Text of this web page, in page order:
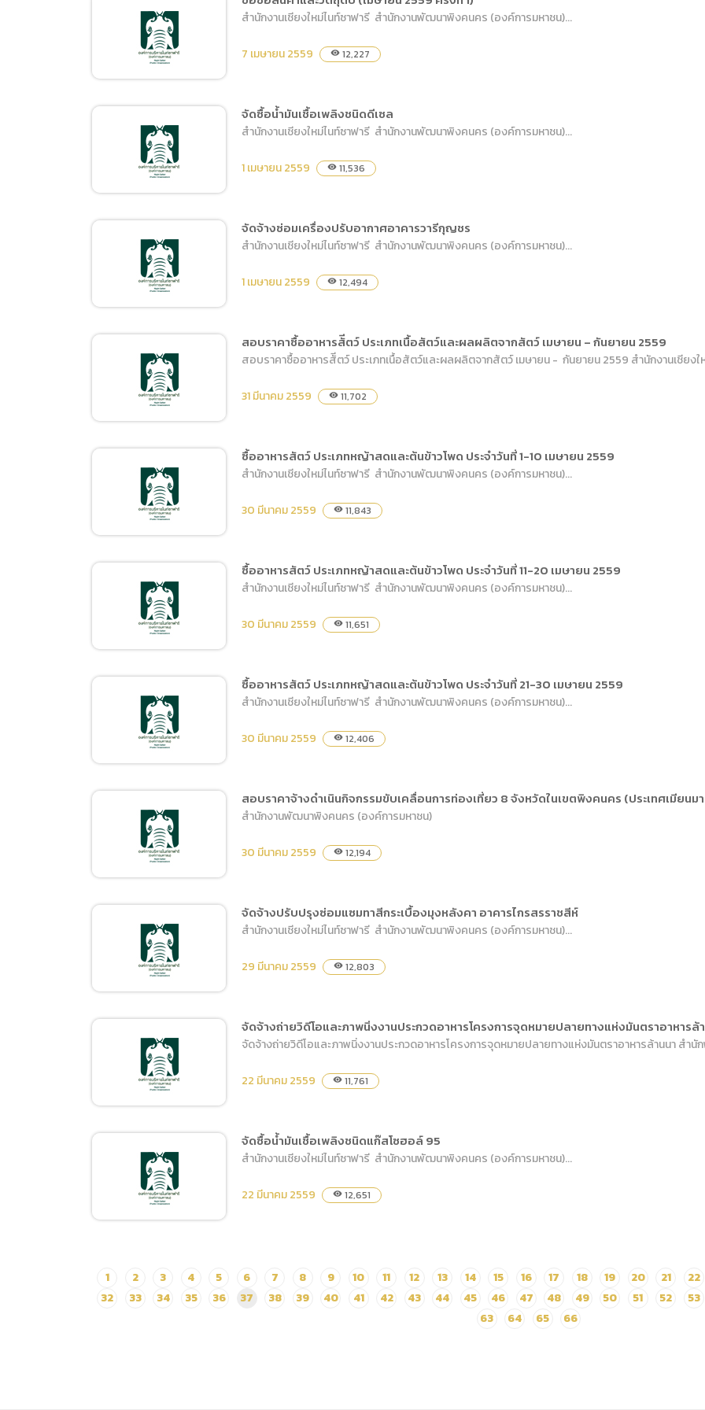
ระเบียบสำนักงาน
คู่มือหรือแนวทางการให้บริการสำหรับผู้รับบ
รายงานผลการบริหารและพัฒนาทรัพยากรบุ
การเปิดเผยข้อมูลสาธารณะขององค์กร พ.ศ. 2569
นโยบายขององค์การ
จ้างออกแบบปรับปรุง
โครงการเดินสายไฟและติด
ตั้ง Wall Plug บริเวณโถง
ทางเดินภายในและภายนอก
อาคารศูนย์ประชุมและเเสดง
สินค้านานาชาติ
ขอซื้อสินค้าและวัตถุดิบ
(เมษายน 2559 ครั้งที่ 1)
สำนักงานเชียงใหม่ไนท์ซาฟารี สำนักงานพัฒนาพิงคนคร (องค์การมหาชน)...
7 เมษายน 2559 visibility 12,227
จัดซื้อน้ำมันเชื้อเพลิงชนิด
จัดซื้อน้ำมันเชื้อเพลิงชนิดดีเซล
สำนักงานเชียงใหม่ไนท์ซาฟารี สำนักงานพัฒนาพิงคนคร (องค์การมหาชน)...
1 เมษายน 2559 visibility 11,536
จัดจ้างซ่อมเครื่องปรับ
อากาศอาคารวารีกุญชร
จัดจ้างซ่อมเครื่องปรับอากาศอาคารวารีกุญชร
สำนักงานเชียงใหม่ไนท์ซาฟารี สำนักงานพัฒนาพิงคนคร (องค์การมหาชน)...
1 เมษายน 2559 visibility 12,494
สอบราคาซื้ออาหารสัีตว์
ประเภทเนื้อสัตว์และผลผลิต
จากสัตว์ เมษายน – กันยายน
2559
สอบราคาซื้ออาหารสัีตว์ ประเภทเนื้อสัตว์และผลผลิตจากสัตว์ เมษายน – กันยายน 2559
สอบราคาซื้ออาหารสัีตว์ ประเภทเนื้อสัตว์และผลผลิตจากสัตว์ เมษายน - กันยายน 2559 สำนักงานเชีย
31 มีนาคม 2559 visibility 11,702
ซื้ออาหารสัตว์ ประเภทหญ้า
สดและต้นข้าวโพด ประจำวัน
ที่ 1-10 เมษายน 2559
ซื้ออาหารสัตว์ ประเภทหญ้าสดและต้นข้าวโพด ประจำวันที่ 1-10 เมษายน 2559
สำนักงานเชียงใหม่ไนท์ซาฟารี สำนักงานพัฒนาพิงคนคร (องค์การมหาชน)...
30 มีนาคม 2559 visibility 11,843
ซื้ออาหารสัตว์ ประเภทหญ้า
สดและต้นข้าวโพด ประจำวัน
ที่ 11-20 เมษายน 2559
ซื้ออาหารสัตว์ ประเภทหญ้าสดและต้นข้าวโพด ประจำวันที่ 11-20 เมษายน 2559
สำนักงานเชียงใหม่ไนท์ซาฟารี สำนักงานพัฒนาพิงคนคร (องค์การมหาชน)...
30 มีนาคม 2559 visibility 11,651
ซื้ออาหารสัตว์ ประเภทหญ้า
สดและต้นข้าวโพด ประจำวัน
ที่ 21-30 เมษายน 2559
ซื้ออาหารสัตว์ ประเภทหญ้าสดและต้นข้าวโพด ประจำวันที่ 21-30 เมษายน 2559
สำนักงานเชียงใหม่ไนท์ซาฟารี สำนักงานพัฒนาพิงคนคร (องค์การมหาชน)...
30 มีนาคม 2559 visibility 12,406
สอบราคาจ้างดำเนินกิจกรรม
ขับเคลื่อนการท่องเที่ยว 8
จังหวัดในเขตพิงคนคร
(ประเทศเมียนมาร์)
สอบราคาจ้างดำเนินกิจกรรมขับเคลื่อนการท่องเที่ยว 8 จังหวัดในเขตพิงคนคร (ประเทศเมียนม
สำนักงานพัฒนาพิงคนคร (องค์การมหาชน)
30 มีนาคม 2559 visibility 12,194
จัดจ้างปรับปรุงซ่อมแซมทาสี
กระเบื้องมุงหลังคา อาคาร
ไกรสรราชสีห์
จัดจ้างปรับปรุงซ่อมแซมทาสีกระเบื้องมุงหลังคา อาคารไกรสรราชสีห์
สำนักงานเชียงใหม่ไนท์ซาฟารี สำนักงานพัฒนาพิงคนคร (องค์การมหาชน)...
29 มีนาคม 2559 visibility 12,803
จัดจ้างถ่ายวิดีโอและภาพนิ่ง
งานประกวดอาหารโครงการ
จุดหมายปลายทางแห่งมัน
ตราอาหารล้านนา
จัดจ้างถ่ายวิดีโอและภาพนิ่งงานประกวดอาหารโครงการจุดหมายปลายทางแห่งมันตราอาหารล้
จัดจ้างถ่ายวิดีโอและภาพนิ่งงานประกวดอาหารโครงการจุดหมายปลายทางแห่งมันตราอาหารล้านนา สำ
22 มีนาคม 2559 visibility 11,761
จัดซื้อน้ำมันเชื้อเพลิงชนิด
แก๊สโซฮอล์ 95
จัดซื้อน้ำมันเชื้อเพลิงชนิดแก๊สโซฮอล์ 95
สำนักงานเชียงใหม่ไนท์ซาฟารี สำนักงานพัฒนาพิงคนคร (องค์การมหาชน)...
22 มีนาคม 2559 visibility 12,651
1 2 3 4 5 6 7 8 9 10 11 12 13 14 15 16 17 18 19 20 21 22
32
33 34 35 36 37 38 39 40 41 42 43 44 45 46 47 48 49 50 51 52 53
63
64 65 66